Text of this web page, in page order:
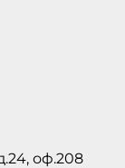
оф.208